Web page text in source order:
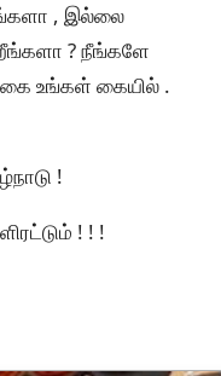
, இல்லை
? நீங்களே
உங்கள் கையில் .
!
! ! !